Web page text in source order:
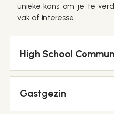
unieke kans om je te
vak of interesse.
High School
Gastgezin